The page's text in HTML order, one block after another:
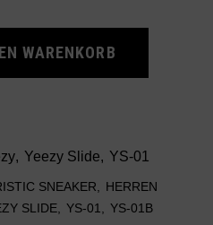
quantity
WARENKORB
, Yeezy Slide, YS-01
SNEAKER, HERREN
SLIDE,YS-01,YS-01B